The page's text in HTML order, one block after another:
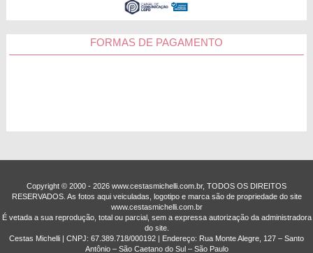
FORMAS DE PAGAMENTO
Copyright © 2000 - ­2026 www.cestasmichelli.com.br, TODOS OS DIREITOS
RESERVADOS. As fotos aqui veiculadas, logotipo e marca são de propriedade do site
www.cestasmichelli.com.br
É vetada a sua reprodução, total ou parcial, sem a expressa autorização da administradora
do site.
Cestas Michelli | CNPJ: 67.389.718/0001­92 | Endereço: Rua Monte Alegre, 127 – Santo
Antônio – São Caetano do Sul – São Paulo